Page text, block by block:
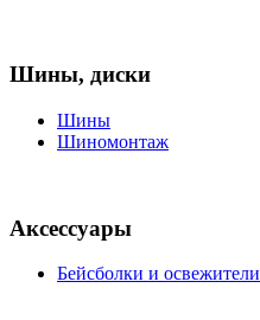
Шины, диски
Шины
Шиномонтаж
Аксессуары
Бейсболки и освежители